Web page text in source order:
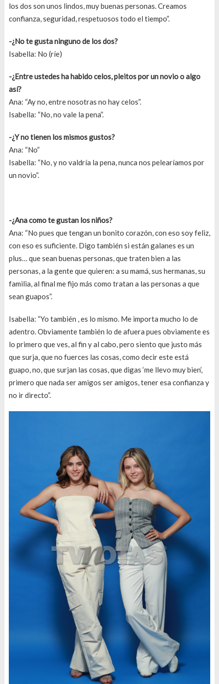
los dos son unos lindos, muy buenas personas. Creamos
confianza, seguridad, respetuosos todo el tiempo”.
-¿No te gusta ninguno de los dos?
Isabella: No (ríe)
-¿Entre ustedes ha habido celos, pleitos por un novio o algo
así?
Ana: “Ay no, entre nosotras no hay celos”.
Isabella: “No, no vale la pena”.
-¿Y no tienen los mismos gustos?
Ana: “No”
Isabella: “No, y no valdría la pena, nunca nos pelearíamos por
un novio”.
-¿Ana como te gustan los niños?
Ana: “No pues que tengan un bonito corazón, con eso soy feliz,
con eso es suficiente. Digo también si están galanes es un
plus… que sean buenas personas, que traten bien a las
personas, a la gente que quieren: a su mamá, sus hermanas, su
familia, al final me fijo más como tratan a las personas a que
sean guapos”.
Isabella: “Yo también , es lo mismo. Me importa mucho lo de
adentro. Obviamente también lo de afuera pues obviamente es
lo primero que ves, al fin y al cabo, pero siento que justo más
que surja, que no fuerces las cosas, como decir este está
guapo, no, que surjan las cosas, que digas ‘me llevo muy bien’,
primero que nada ser amigos ser amigos, tener esa confianza y
no ir directo”.